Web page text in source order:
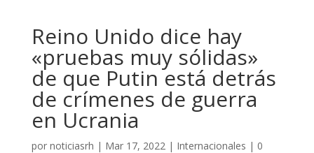
Reino Unido dice hay
«pruebas muy sólidas»
de que Putin está detrás
de crímenes de guerra
en Ucrania
por noticiasrh | Mar 17, 2022| Internacionales | 0